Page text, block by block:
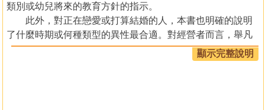
類別或幼兒將來的教育方針的指示。
此外，對正在戀愛或打算結婚的人，本書也明確的說明
了什麼時期或何種類型的異性最合適。對經營者而言，舉凡
公司的人事或經營方針的決定，都可以本書作爲指針。本書
並且敍述了對你有益的健康增進法及開運法。
顯示完整說明